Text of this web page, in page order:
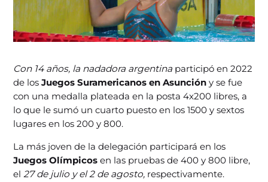
Con 14 años, la nadadora argentina participó en 2022
de los Juegos Suramericanos en Asunción y se fue
con una medalla plateada en la posta 4x200 libres, a
lo que le sumó un cuarto puesto en los 1500 y sextos
lugares en los 200 y 800.
La más joven de la delegación participará en los
Juegos Olímpicos en las pruebas de 400 y 800 libre,
el27 de julio y el 2 de agosto, respectivamente.